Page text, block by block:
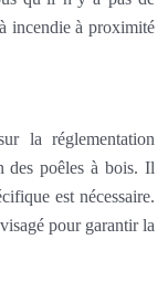
incendie à proximité
la réglementation
des poêles à bois. Il
est nécessaire.
pour garantir la